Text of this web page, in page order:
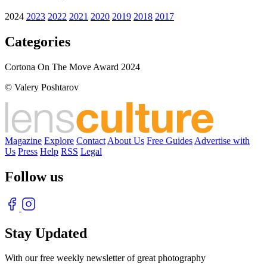
2024 2023 2022 2021 2020 2019 2018 2017
Categories
Cortona On The Move Award 2024
© Valery Poshtarov
Magazine Explore Contact About Us Free Guides Advertise with
Us Press Help RSS Legal
Follow us
Stay Updated
With our free weekly newsletter of great photography